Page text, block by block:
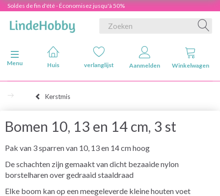
Soldes de fin d'été - Économisez jusqu'à 50%
Navigatie in-/uitschakelen
Menu
Huis verlanglijst Aanmelden Winkelwagen
Kerstmis
Bomen 10, 13 en 14 cm, 3 st
Pak van 3 sparren van 10, 13 en 14 cm hoog
De schachten zijn gemaakt van dicht bezaaide nylon
borstelharen over gedraaid staaldraad
Elke boom kan op een meegeleverde kleine houten voet